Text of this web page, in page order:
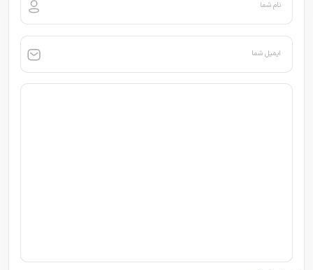
نام شما
ایمیل شما